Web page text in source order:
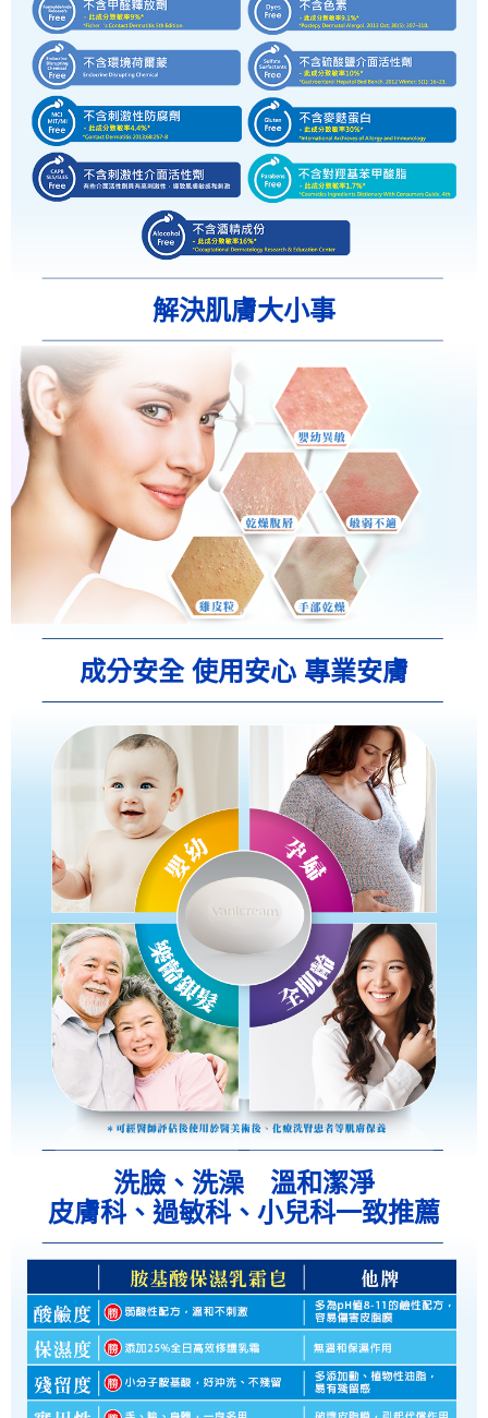
解決肌膚大小事
成分安全 使用安心 專業安膚
洗臉、洗澡 溫和潔淨
皮膚科、過敏科、小兒科一致推薦